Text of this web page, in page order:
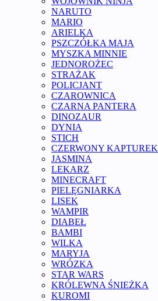
NARUTO
MARIO
ARIELKA
PSZCZÓŁKA MAJA
MYSZKA MINNIE
JEDNOROŻEC
STRAŻAK
POLICJANT
CZAROWNICA
CZARNA PANTERA
DINOZAUR
DYNIA
STICH
CZERWONY KAPTUREK
JASMINA
LEKARZ
MINECRAFT
PIELĘGNIARKA
LISEK
WAMPIR
DIABEŁ
BAMBI
WILKA
MARYJA
WRÓZKA
STAR WARS
KRÓLEWNA ŚNIEŻKA
KUROMI